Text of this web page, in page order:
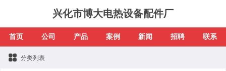
兴化市博大电热设备配件厂
首页 公司 产品 案例 新闻 招聘 联系
分类列表